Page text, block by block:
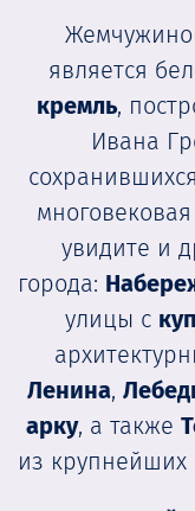
является
кремль,
Ивана
увидите и
города:
улицы с
Ленина,
арку, а также
из крупнейших